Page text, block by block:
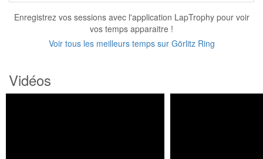
Enregistrez vos sessions avec l'application LapTrophy pour voir
vos temps apparaitre !
Voir tous les meilleurs temps sur Görlitz Ring
Vidéos